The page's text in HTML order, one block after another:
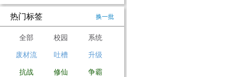
热门标签 换一批
全部 校园 系统
废材流 吐槽 升级
抗战 修仙 争霸